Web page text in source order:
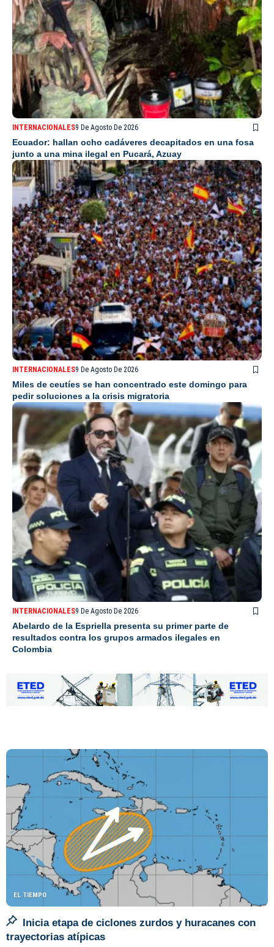
INTERNACIONALES9 De Agosto De 2026
Ecuador: hallan ocho cadáveres decapitados en una fosa
junto a una mina ilegal en Pucará, Azuay
INTERNACIONALES9 De Agosto De 2026
Miles de ceutíes se han concentrado este domingo para
pedir soluciones a la crisis migratoria
INTERNACIONALES9 De Agosto De 2026
Abelardo de la Espriella presenta su primer parte de
resultados contra los grupos armados ilegales en
Colombia
EL TIEMPO
Inicia etapa de ciclones zurdos y huracanes con
trayectorias atípicas